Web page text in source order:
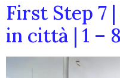
First Step 7 |
in città | 1 –